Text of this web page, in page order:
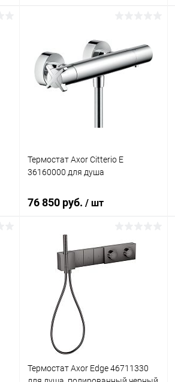
В корзину
Купить в 1 клик Сравнение
В избранное
Термостат Axor Citterio E
36160000 для душа
76 850 руб. / шт
В корзину
Купить в 1 клик
В избранное
Термостат Axor Edge 46711330